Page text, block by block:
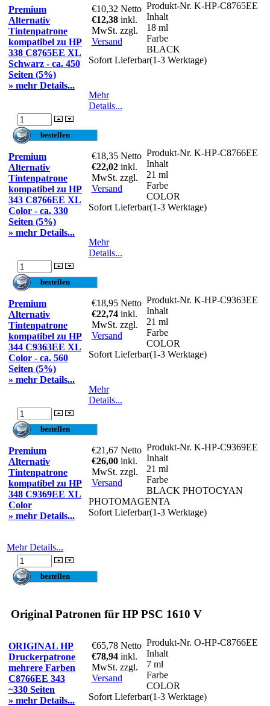
Premium
Alternativ
Tintenpatrone
kompatibel zu HP
338 C8765EE XL
Schwarz - ca. 450
Seiten (5%)
» mehr Details...
€10,32 Netto
€12,38 inkl.
MwSt. zzgl.
Versand
Produkt-Nr. K-HP-C8765EE
Inhalt
18 ml
Farbe
BLACK
Sofort Lieferbar(1-3 Werktage)
Mehr
Details...
Premium
Alternativ
Tintenpatrone
kompatibel zu HP
343 C8766EE XL
Color - ca. 330
Seiten (5%)
» mehr Details...
€18,35 Netto
€22,02 inkl.
MwSt. zzgl.
Versand
Produkt-Nr. K-HP-C8766EE
Inhalt
21 ml
Farbe
COLOR
Sofort Lieferbar(1-3 Werktage)
Mehr
Details...
Premium
Alternativ
Tintenpatrone
kompatibel zu HP
344 C9363EE XL
Color - ca. 560
Seiten (5%)
» mehr Details...
€18,95 Netto
€22,74 inkl.
MwSt. zzgl.
Versand
Produkt-Nr. K-HP-C9363EE
Inhalt
21 ml
Farbe
COLOR
Sofort Lieferbar(1-3 Werktage)
Mehr
Details...
Premium
Alternativ
Tintenpatrone
kompatibel zu HP
348 C9369EE XL
Color
» mehr Details...
€21,67 Netto
€26,00 inkl.
MwSt. zzgl.
Versand
Produkt-Nr. K-HP-C9369EE
Inhalt
21 ml
Farbe
BLACK PHOTOCYAN
PHOTOMAGENTA
Sofort Lieferbar(1-3 Werktage)
Mehr Details...
Original Patronen für HP PSC 1610 V
ORIGINAL HP
Druckerpatrone
mehrere Farben
C8766EE 343
~330 Seiten
» mehr Details...
€65,78 Netto
€78,94 inkl.
MwSt. zzgl.
Versand
Produkt-Nr. O-HP-C8766EE
Inhalt
7 ml
Farbe
COLOR
Sofort Lieferbar(1-3 Werktage)